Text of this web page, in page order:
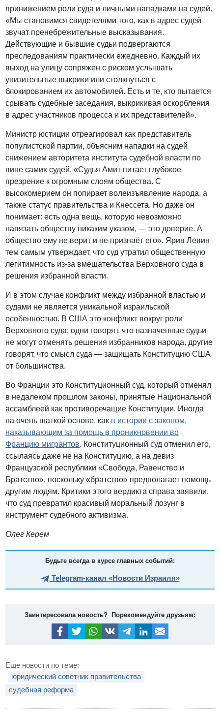
принижением роли суда и личными нападками на судей.
«Мы становимся свидетелями того, как в адрес судей
звучат пренебрежительные высказывания.
Действующие и бывшие судьи подвергаются
преследованиям практически ежедневно. Каждый их
выход на улицу сопряжен с риском услышать
унизительные выкрики или столкнуться с
блокированием их автомобилей. Есть и те, кто пытается
срывать судебные заседания, выкрикивая оскорбления
в адрес участников процесса и их представителей».
Министр юстиции отреагировал как представитель
популистской партии, объясним нападки на судей
снижением авторитета института судебной власти по
вине самих судей. «Судья Амит питает глубокое
презрение к огромным слоям общества. С
высокомерием он попирает волеизъявление народа, а
также статус правительства и Кнессета. Но даже он
понимает: есть одна вещь, которую невозможно
навязать обществу никаким указом, — это доверие. А
общество ему не верит и не признаёт его». Ярив Левин
тем самым утверждает, что суд утратил общественную
легитимность из-за вмешательства Верховного суда в
решения избранной власти.
И в этом случае конфликт между избранной властью и
судами не является уникальной израильской
особенностью. В США это конфликт вокруг роли
Верховного суда: одни говорят, что назначенные судьи
не могут отменять решения избранников народа, другие
говорят, что смысл суда — защищать Конституцию США
от большинства.
Во Франции это Конституционный суд, который отменял
в недалеком прошлом законы, принятые Национальной
ассамблеей как противоречащие Конституции. Иногда
на очень шаткой основе, как в истории с законом,
наказывающим за помощь в проникновении во
Францию мигрантов. Конституционный суд отменил его,
ссылаясь даже не на Конституцию, а на девиз
Французской республики «Свобода, Равенство и
Братство», поскольку «братство» предполагает помощь
другим людям. Критики этого вердикта справа заявили,
что суд превратил красивый моральный лозунг в
инструмент судебного активизма.
Олег Керем
Будьте всегда в курсе главных событий:
Telegram-канал «Новости Израиля»
Заинтересовала новость? Порекомендуйте друзьям:
Еще новости по теме:
юридический советник правительства
судебная реформа